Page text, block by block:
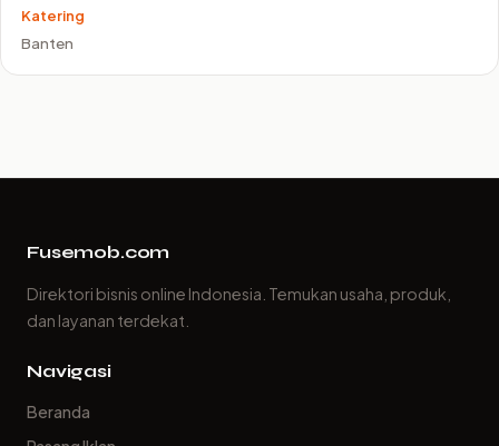
Katering
Banten
Fusemob.com
Direktori bisnis online Indonesia. Temukan usaha, produk,
dan layanan terdekat.
Navigasi
Beranda